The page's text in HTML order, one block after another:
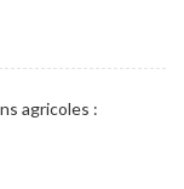
agricoles :